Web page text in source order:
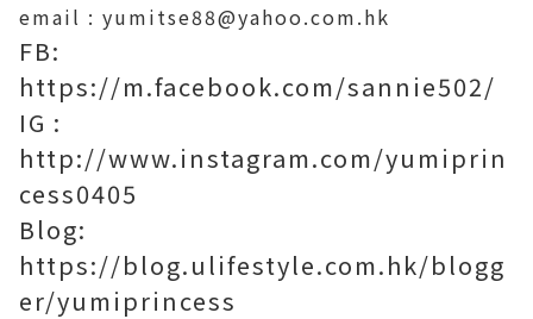
email : yumitse88@yahoo.com.hk
FB:
https://m.facebook.com/sannie502/
IG :
http://www.instagram.com/yumiprin
cess0405
Blog:
https://blog.ulifestyle.com.hk/blogg
er/yumiprincess